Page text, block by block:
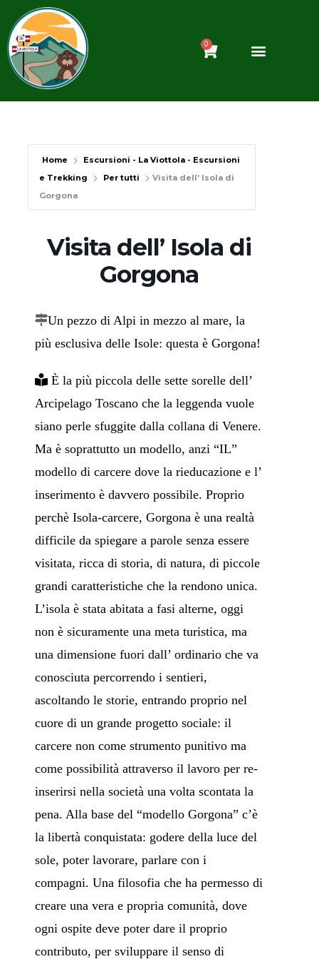
contenuto
0
Carrello
Home
Escursioni - La Viottola - Escursioni
e Trekking
Per tutti
Visita dell’ Isola di
Gorgona
Visita dell’ Isola di
Gorgona
Un pezzo di Alpi in mezzo al mare, la
più esclusiva delle Isole: questa è Gorgona!
È la più piccola delle sette sorelle dell’
Arcipelago Toscano che la leggenda vuole
siano perle sfuggite dalla collana di Venere.
Ma è soprattutto un modello, anzi “IL”
modello di carcere dove la rieducazione e l’
inserimento è davvero possibile. Proprio
perchè Isola-carcere, Gorgona è una realtà
difficile da spiegare a parole senza essere
visitata, ricca di storia, di natura, di piccole
grandi caratteristiche che la rendono unica.
L’isola è stata abitata a fasi alterne, oggi
non è sicuramente una meta turistica, ma
una dimensione fuori dall’ ordinario che va
conosciuta percorrendo i sentieri,
ascoltando le storie, entrando proprio nel
cuore di un grande progetto sociale: il
carcere non come strumento punitivo ma
come possibilità attraverso il lavoro per re-
inserirsi nella società una volta scontata la
pena. Alla base del “modello Gorgona” c’è
la libertà conquistata: godere della luce del
sole, poter lavorare, parlare con i
compagni. Una filosofia che ha permesso di
creare una vera e propria comunità, dove
ogni ospite deve poter dare il proprio
contributo, per sviluppare il senso di